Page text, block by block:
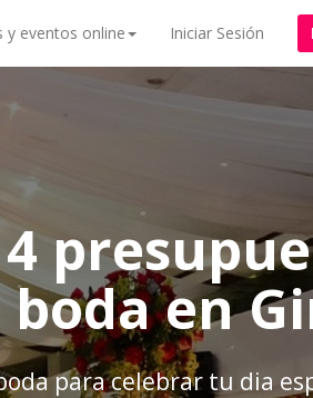
y eventos online Iniciar Sesión
en
para celebrar tu dia